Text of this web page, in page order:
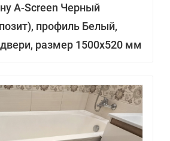
A-Screen Черный
профиль Белый,
размер 1500х520 мм